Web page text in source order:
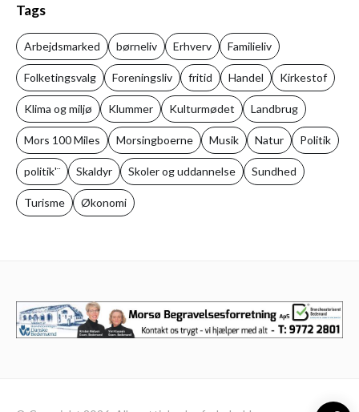
Tags
Arbejdsmarked børneliv Erhverv Familieliv
Folketingsvalg Foreningsliv fritid Handel Kirkestof
Klima og miljø Klummer Kulturmødet Landbrug
Mors 100 Miles Morsingboerne Musik Natur Politik
politik'¨ Skaldyr Skoler og uddannelse Sundhed
Turisme Økonomi